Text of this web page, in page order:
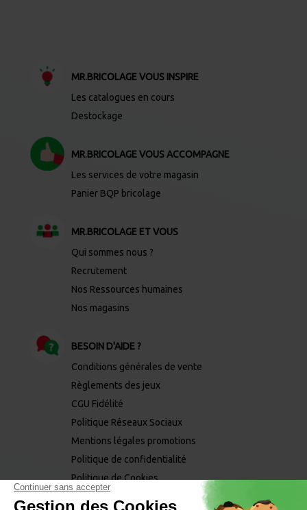
MR.BRICOLAGE VOUS INSPIRE
Les catalogues en cours
Destockage
MR.BRICOLAGE VOUS ACCOMPAGNE
Les services de votre magasin
Panier BQP bricolage
MR.BRICOLAGE ET VOUS
Qui sommes nous ?
Recrutement
Nos Ressources humaines
Nos magasins
BESOIN D'AIDE ?
Conditions générales de vente
Règlements des jeux
CGU Fidélité
Politique Réseaux Sociaux
Mentions légales promotions
Politique de confidentialité
Politique de Cookies